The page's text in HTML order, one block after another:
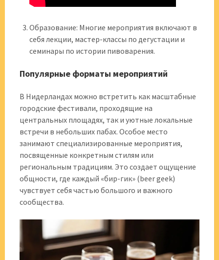
Образование: Многие мероприятия включают в
себя лекции, мастер-классы по дегустации и
семинары по истории пивоварения.
Популярные форматы мероприятий
В Нидерландах можно встретить как масштабные
городские фестивали, проходящие на
центральных площадях, так и уютные локальные
встречи в небольших пабах. Особое место
занимают специализированные мероприятия,
посвященные конкретным стилям или
региональным традициям. Это создает ощущение
общности, где каждый «бир-гик» (beer geek)
чувствует себя частью большого и важного
сообщества.